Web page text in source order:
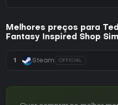
Melhores preços para
Fantasy Inspired Shop
1 Steam OFFICIAL